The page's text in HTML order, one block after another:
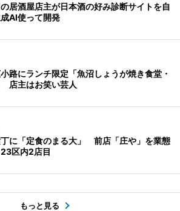
居酒屋店主が日本酒の好み診断サイトを自
AI使って開発
路にランチ限定「魚沼しょうが焼き食堂・
店主はお笑い芸人
に「定食のまる大」 前店「庄や」を業態
区内2店目
もっと見る